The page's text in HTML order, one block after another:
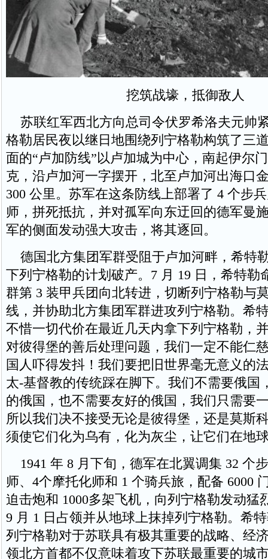
挖筑战壕，抵御敌人
苏联红军西北方向总司令伏罗希洛夫元帅
格勒居民夜以继日地围绕列宁格勒构筑了三
面的“卢加防线”以卢加城为中心，南起伊尔
克，沿卢加河一字摆开，北至卢加河出海口
300 公里。苏军在这条防线上部署了 4 个步
师，拼死抵抗，并对孤军向东迂回的德军曼
军的侧面发动强大攻击，将其逐回。
德国北方集团军群受阻于卢加河畔，希特
下列宁格勒的计划破产。7 月 19 日，希特勒
群第 3 装甲兵团向北转进，切断列宁格勒与
线，并协助北方集团军群进攻列宁格勒。希
不惜一切代价在最近几天内拿下列宁格勒，
对彼得堡的善后处理问题，我们一定不能仁
国人吓得发抖！我们要把旧世界毫无意义的
太-基督教的传统踩在脚下。我们不需要俄国
的俄国，也不需要友好的俄国，我们只需要
所以我们决不接受无论是彼得堡，还是莫斯
须使它们化为乌有，化为灰尘，让它们在地
1941 年 8 月下旬，德军在北翼调集 32 个
师、4个摩托化师和 1 个骑兵旅，配备 6000
迫击炮和 1000多架飞机，向列宁格勒发动猛
9 月 1 日占领并从地球上抹掉列宁格勒。希
列宁格勒对于苏联具有极其重要的战略、经
领北方首都不仅意味着攻下苏联最重要的城